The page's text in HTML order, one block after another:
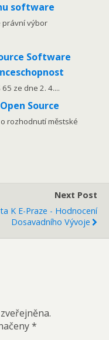
software
právní výbor
Software
ze dne 2. 4....
Source
rozhodnutí městské
Next Post
K E-Praze - Hodnocení
Dosavadního Vývoje
*